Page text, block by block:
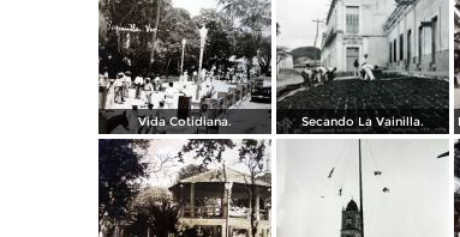
Vida Cotidiana. Secando La Vainilla.